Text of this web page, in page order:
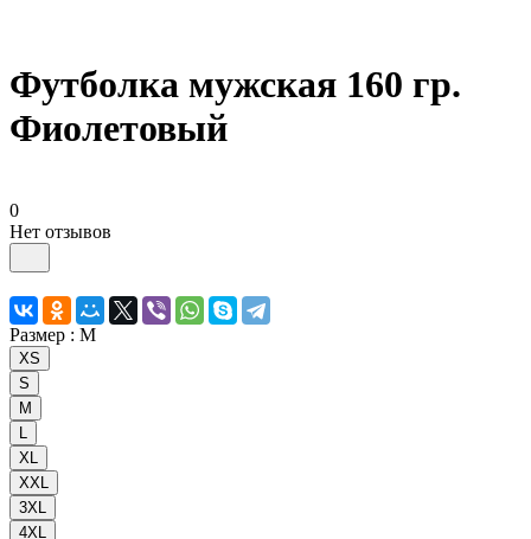
Футболка мужская 160 гр.
Фиолетовый
0
Нет отзывов
Размер : M
XS
S
M
L
XL
XXL
3XL
4XL